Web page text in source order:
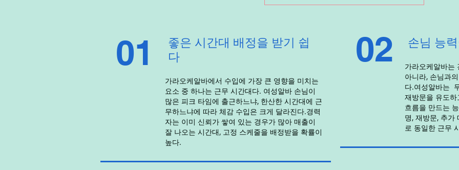
01
좋은 시간대 배정을 받기 쉽
다
가라오케알바에서 수입에 가장 큰 영향을 미치는
요소 중 하나는 근무 시간대다. 여성알바 손님이
많은 피크 타임에 출근하느냐, 한산한 시간대에 근
무하느냐에 따라 체감 수입은 크게 달라진다.경력
자는 이미 신뢰가 쌓여 있는 경우가 많아 매출이
잘 나오는 시간대, 고정 스케줄을 배정받을 확률이
높다.
02 손님 능
가라오케알바는
아니라, 손님과
다.여성알바는
재방문을 유도
흐름을 만드는
명, 재방문, 추가
로 동일한 근무